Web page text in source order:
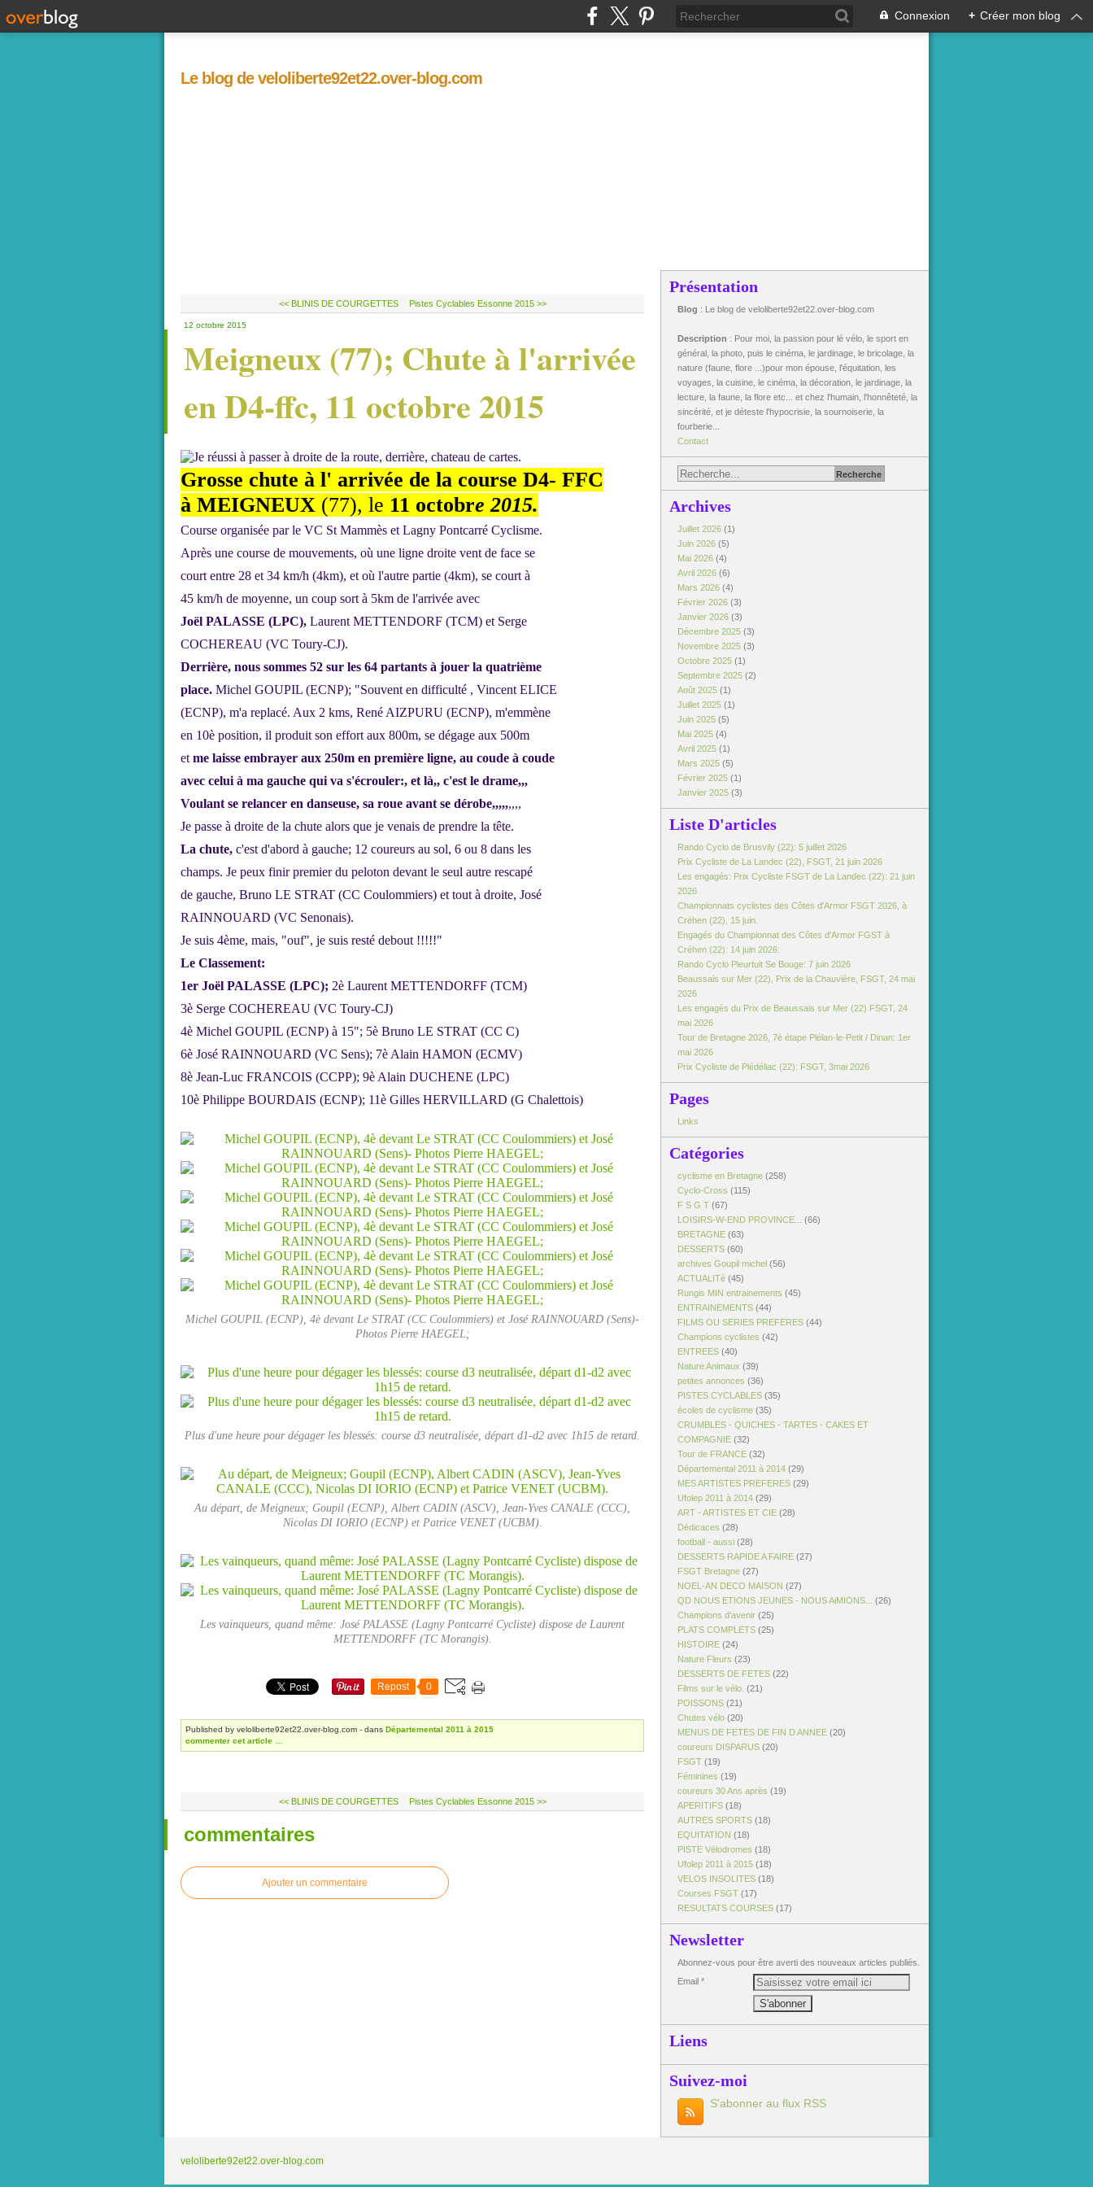
Connexion + Créer mon blog
Le blog de veloliberte92et22.over-blog.com
<< BLINIS DE COURGETTES Pistes Cyclables Essonne 2015 >>
12 octobre 2015
Meigneux (77); Chute à l'arrivée
en D4-ffc, 11 octobre 2015
Grosse chute à l' arrivée de la course D4- FFC
à MEIGNEUX (77), le 11 octobre 2015.
Course organisée par le VC St Mammès et Lagny Pontcarré Cyclisme.
Après une course de mouvements, où une ligne droite vent de face se
court entre 28 et 34 km/h (4km), et où l'autre partie (4km), se court à
45 km/h de moyenne, un coup sort à 5km de l'arrivée avec
Joël PALASSE (LPC), Laurent METTENDORF (TCM) et Serge
COCHEREAU (VC Toury-CJ).
Derrière, nous sommes 52 sur les 64 partants à jouer la quatrième
place. Michel GOUPIL (ECNP); "Souvent en difficulté , Vincent ELICE
(ECNP), m'a replacé. Aux 2 kms, René AIZPURU (ECNP), m'emmène
en 10è position, il produit son effort aux 800m, se dégage aux 500m
et me laisse embrayer aux 250m en première ligne, au coude à coude
avec celui à ma gauche qui va s'écrouler:, et là,, c'est le drame,,,
Voulant se relancer en danseuse, sa roue avant se dérobe,,,,,,,,,
Je passe à droite de la chute alors que je venais de prendre la tête.
La chute, c'est d'abord à gauche; 12 coureurs au sol, 6 ou 8 dans les
champs. Je peux finir premier du peloton devant le seul autre rescapé
de gauche, Bruno LE STRAT (CC Coulommiers) et tout à droite, José
RAINNOUARD (VC Senonais).
Je suis 4ème, mais, "ouf", je suis resté debout !!!!!"
Le Classement:
1er Joël PALASSE (LPC); 2è Laurent METTENDORFF (TCM)
3è Serge COCHEREAU (VC Toury-CJ)
4è Michel GOUPIL (ECNP) à 15"; 5è Bruno LE STRAT (CC C)
6è José RAINNOUARD (VC Sens); 7è Alain HAMON (ECMV)
8è Jean-Luc FRANCOIS (CCPP); 9è Alain DUCHENE (LPC)
10è Philippe BOURDAIS (ECNP); 11è Gilles HERVILLARD (G Chalettois)
Michel GOUPIL (ECNP), 4è devant Le STRAT (CC Coulommiers) et José RAINNOUARD (Sens)-
Photos Pierre HAEGEL;
Plus d'une heure pour dégager les blessés: course d3 neutralisée, départ d1-d2 avec 1h15 de retard.
Au départ, de Meigneux; Goupil (ECNP), Albert CADIN (ASCV), Jean-Yves CANALE (CCC),
Nicolas DI IORIO (ECNP) et Patrice VENET (UCBM).
Les vainqueurs, quand même: José PALASSE (Lagny Pontcarré Cycliste) dispose de Laurent
METTENDORFF (TC Morangis).
Repost 0
Published by veloliberte92et22.over-blog.com - dans Départemental 2011 à 2015
commenter cet article
<< BLINIS DE COURGETTES Pistes Cyclables Essonne 2015 >>
commentaires
Ajouter un commentaire
Présentation
Blog : Le blog de veloliberte92et22.over-blog.com
Description : Pour moi, la passion pour lé vélo, le sport en
général, la photo, puis le cinéma, le jardinage, le bricolage, la
nature (faune, flore ...)pour mon épouse, l'équitation, les
voyages, la cuisine, le cinéma, la décoration, le jardinage, la
lecture, la faune, la flore etc... et chez l'humain, l'honnêteté, la
sincérité, et je déteste l'hypocrisie, la sournoiserie, la
fourberie...
Contact
Archives
Juillet 2026 (1)
Juin 2026 (5)
Mai 2026 (4)
Avril 2026 (6)
Mars 2026 (4)
Février 2026 (3)
Janvier 2026 (3)
Décembre 2025 (3)
Novembre 2025 (3)
Octobre 2025 (1)
Septembre 2025 (2)
Août 2025 (1)
Juillet 2025 (1)
Juin 2025 (5)
Mai 2025 (4)
Avril 2025 (1)
Mars 2025 (5)
Février 2025 (1)
Janvier 2025 (3)
Liste D'articles
Rando Cyclo de Brusvily (22): 5 juillet 2026
Prix Cycliste de La Landec (22), FSGT, 21 juin 2026
Les engagés: Prix Cycliste FSGT de La Landec (22): 21 juin
2026
Championnats cyclistes des Côtes d'Armor FSGT 2026, à
Créhen (22), 15 juin.
Engagés du Championnat des Côtes d'Armor FGST à
Créhen (22): 14 juin 2026:
Rando Cyclo Pleurtuit Se Bouge: 7 juin 2026
Beaussais sur Mer (22), Prix de la Chauvière, FSGT, 24 mai
2026
Les engagés du Prix de Beaussais sur Mer (22) FSGT, 24
mai 2026
Tour de Bretagne 2026, 7è étape Plélan-le-Petit / Dinan: 1er
mai 2026
Prix Cycliste de Plédéliac (22): FSGT, 3mai 2026
Pages
Links
Catégories
cyclisme en Bretagne (258)
Cyclo-Cross (115)
F S G T (67)
LOISIRS-W-END PROVINCE...
(66)
BRETAGNE (63)
DESSERTS (60)
archives Goupil michel (56)
ACTUALITé (45)
Rungis MIN entrainements (45)
ENTRAINEMENTS (44)
FILMS OU SERIES PREFERES (44)
Champions cyclistes (42)
ENTREES (40)
Nature Animaux (39)
petites annonces (36)
PISTES CYCLABLES (35)
écoles de cyclisme (35)
CRUMBLES - QUICHES - TARTES - CAKES ET
COMPAGNIE (32)
Tour de FRANCE (32)
Départemental 2011 à 2014 (29)
MES ARTISTES PREFERES (29)
Ufolep 2011 à 2014 (29)
ART - ARTISTES ET CIE (28)
Dédicaces (28)
football - aussi (28)
DESSERTS RAPIDE A FAIRE (27)
FSGT Bretagne (27)
NOEL-AN DECO MAISON (27)
QD NOUS ETIONS JEUNES - NOUS AiMIONS...
(26)
Champions d'avenir (25)
PLATS COMPLETS (25)
HISTOIRE (24)
Nature Fleurs (23)
DESSERTS DE FETES (22)
Films sur le vélo. (21)
POISSONS (21)
Chutes vélo (20)
MENUS DE FETES DE FIN D ANNEE (20)
coureurs DISPARUS (20)
FSGT (19)
Féminines (19)
coureurs 30 Ans après (19)
APERITIFS (18)
AUTRES SPORTS (18)
EQUITATION (18)
PISTE Vélodromes (18)
Ufolep 2011 à 2015 (18)
VELOS INSOLITES (18)
Courses FSGT (17)
RESULTATS COURSES (17)
Newsletter
Abonnez-vous pour être averti des nouveaux articles publiés.
Email
Liens
Suivez-moi
S'abonner au flux RSS
veloliberte92et22.over-blog.com